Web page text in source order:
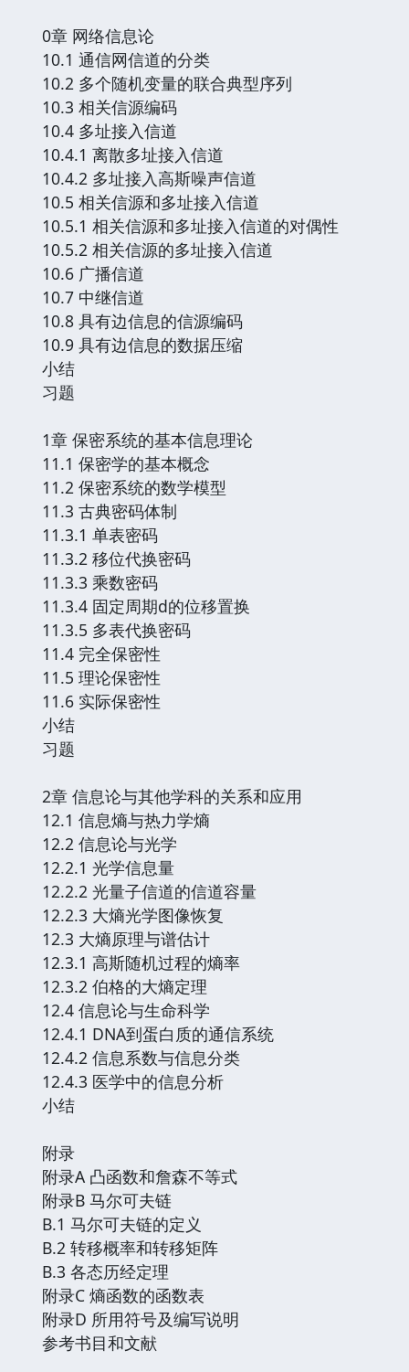
0章 网络信息论
10.1 通信网信道的分类
10.2 多个随机变量的联合典型序列
10.3 相关信源编码
10.4 多址接入信道
10.4.1 离散多址接入信道
10.4.2 多址接入高斯噪声信道
10.5 相关信源和多址接入信道
10.5.1 相关信源和多址接入信道的对偶性
10.5.2 相关信源的多址接入信道
10.6 广播信道
10.7 中继信道
10.8 具有边信息的信源编码
10.9 具有边信息的数据压缩
小结
习题
1章 保密系统的基本信息理论
11.1 保密学的基本概念
11.2 保密系统的数学模型
11.3 古典密码体制
11.3.1 单表密码
11.3.2 移位代换密码
11.3.3 乘数密码
11.3.4 固定周期d的位移置换
11.3.5 多表代换密码
11.4 完全保密性
11.5 理论保密性
11.6 实际保密性
小结
习题
2章 信息论与其他学科的关系和应用
12.1 信息熵与热力学熵
12.2 信息论与光学
12.2.1 光学信息量
12.2.2 光量子信道的信道容量
12.2.3 大熵光学图像恢复
12.3 大熵原理与谱估计
12.3.1 高斯随机过程的熵率
12.3.2 伯格的大熵定理
12.4 信息论与生命科学
12.4.1 DNA到蛋白质的通信系统
12.4.2 信息系数与信息分类
12.4.3 医学中的信息分析
小结
附录
附录A 凸函数和詹森不等式
附录B 马尔可夫链
B.1 马尔可夫链的定义
B.2 转移概率和转移矩阵
B.3 各态历经定理
附录C 熵函数的函数表
附录D 所用符号及编写说明
参考书目和文献